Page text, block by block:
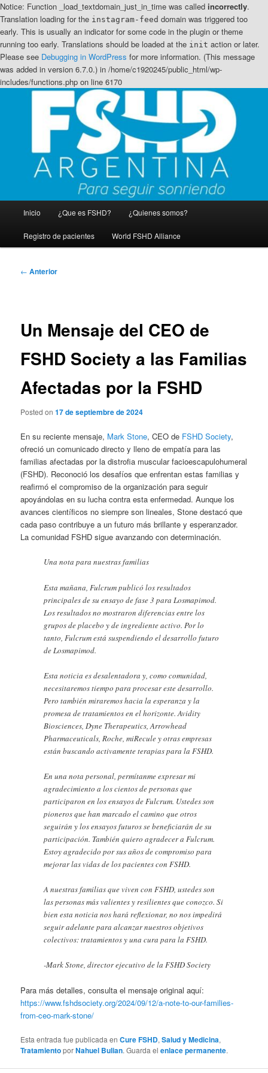
Notice: Function _load_textdomain_just_in_time was called incorrectly.
Translation loading for the instagram-feed domain was triggered too
early. This is usually an indicator for some code in the plugin or theme
running too early. Translations should be loaded at the init action or later.
Please see Debugging in WordPress for more information. (This message
was added in version 6.7.0.) in /home/c1920245/public_html/wp-
includes/functions.php on line 6170
FSHD Argentina
Distrofia muscular Facio Escapulo Humeral
Inicio ¿Que es FSHD? ¿Quienes somos?
Registro de pacientes World FSHD Alliance
Navegación
← Anterior
Un Mensaje del CEO de
FSHD Society a las Familias
Afectadas por la FSHD
Posted on17 de septiembre de 2024
En su reciente mensaje, Mark Stone, CEO de FSHD Society,
ofreció un comunicado directo y lleno de empatía para las
familias afectadas por la distrofia muscular facioescapulohumeral
(FSHD). Reconoció los desafíos que enfrentan estas familias y
reafirmó el compromiso de la organización para seguir
apoyándolas en su lucha contra esta enfermedad. Aunque los
avances científicos no siempre son lineales, Stone destacó que
cada paso contribuye a un futuro más brillante y esperanzador.
La comunidad FSHD sigue avanzando con determinación.
Una nota para nuestras familias
Esta mañana, Fulcrum publicó los resultados
principales de su ensayo de fase 3 para Losmapimod.
Los resultados no mostraron diferencias entre los
grupos de placebo y de ingrediente activo. Por lo
tanto, Fulcrum está suspendiendo el desarrollo futuro
de Losmapimod.
Esta noticia es desalentadora y, como comunidad,
necesitaremos tiempo para procesar este desarrollo.
Pero también miraremos hacia la esperanza y la
promesa de tratamientos en el horizonte. Avidity
Biosciences, Dyne Therapeutics, Arrowhead
Pharmaceuticals, Roche, miRecule y otras empresas
están buscando activamente terapias para la FSHD.
En una nota personal, permítanme expresar mi
agradecimiento a los cientos de personas que
participaron en los ensayos de Fulcrum. Ustedes son
pioneros que han marcado el camino que otros
seguirán y los ensayos futuros se beneficiarán de su
participación. También quiero agradecer a Fulcrum.
Estoy agradecido por sus años de compromiso para
mejorar las vidas de los pacientes con FSHD.
A nuestras familias que viven con FSHD, ustedes son
las personas más valientes y resilientes que conozco. Si
bien esta noticia nos hará reflexionar, no nos impedirá
seguir adelante para alcanzar nuestros objetivos
colectivos: tratamientos y una cura para la FSHD.
-Mark Stone, director ejecutivo de la FSHD Society
Para más detalles, consulta el mensaje original aquí:
https://www.fshdsociety.org/2024/09/12/a-note-to-our-families-
from-ceo-mark-stone/
Esta entrada fue publicada enCure FSHD,Salud y Medicina,
TratamientoporNahuel Bulian. Guarda elenlace permanente.